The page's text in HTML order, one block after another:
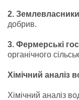
2.
добрив.
3. Фермерські
органічного
Хімічний аналіз
Хімічний аналіз